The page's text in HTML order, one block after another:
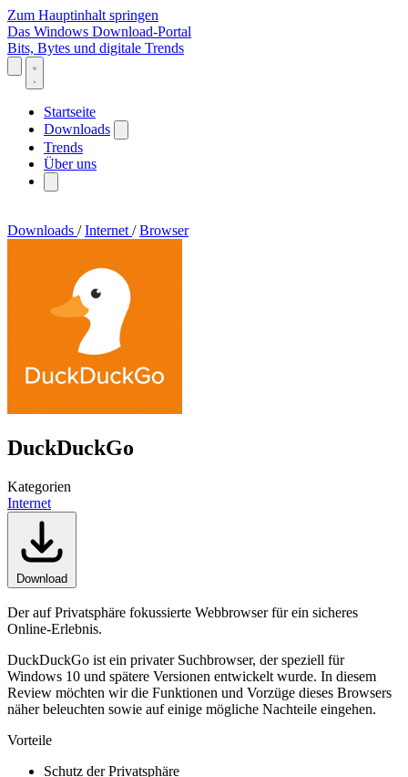
Zum Hauptinhalt springen
Das Windows Download-Portal
Bits, Bytes und digitale Trends
Startseite
Downloads
Trends
Über uns
Downloads / Internet / Browser
DuckDuckGo
Kategorien
Internet
Download
Der auf Privatsphäre fokussierte Webbrowser für ein sicheres
Online-Erlebnis.
DuckDuckGo ist ein privater Suchbrowser, der speziell für
Windows 10 und spätere Versionen entwickelt wurde. In diesem
Review möchten wir die Funktionen und Vorzüge dieses Browsers
näher beleuchten sowie auf einige mögliche Nachteile eingehen.
Vorteile
Schutz der Privatsphäre